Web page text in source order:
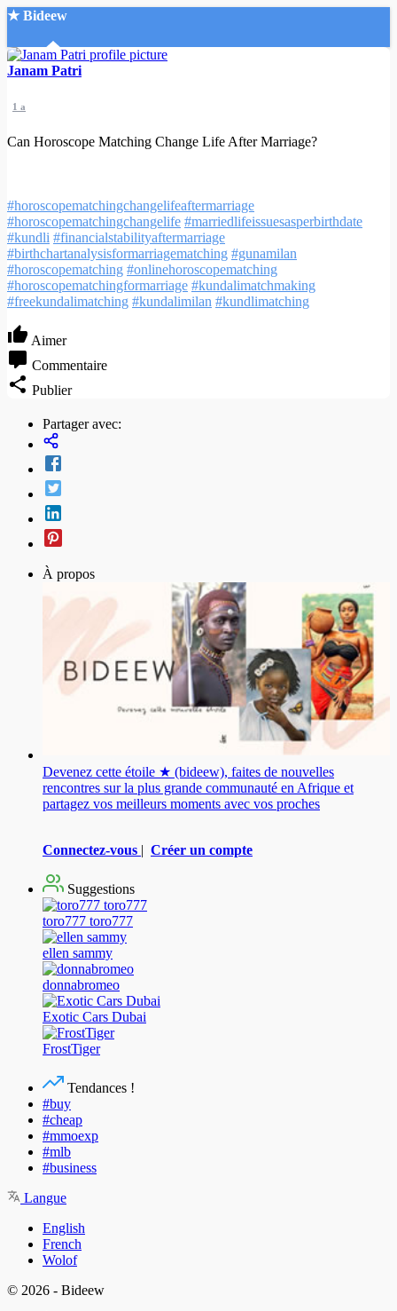
★ Bideew
Accueil
Mon compte
Connexion
Créer un compte
Mode nuit
Janam Patri
1 a
Can Horoscope Matching Change Life After Marriage?
#horoscopematchingchangelifeaftermarriage
#horoscopematchingchangelife #marriedlifeissuesasperbirthdate
#kundli #financialstabilityaftermarriage
#birthchartanalysisformarriagematching #gunamilan
#horoscopematching #onlinehoroscopematching
#horoscopematchingformarriage #kundalimatchmaking
#freekundalimatching #kundalimilan #kundlimatching
Aimer
Commentaire
Publier
Partager avec:
À propos
Devenez cette étoile ★ (bideew), faites de nouvelles
rencontres sur la plus grande communauté en Afrique et
partagez vos meilleurs moments avec vos proches
Connectez-vous | Créer un compte
Suggestions
toro777 toro777
ellen sammy
donnabromeo
Exotic Cars Dubai
FrostTiger
Tendances !
#buy
#cheap
#mmoexp
#mlb
#business
Langue
English
French
Wolof
© 2026 - Bideew